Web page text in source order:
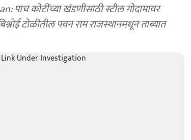
कोटींच्या खंडणीसाठी स्टील गोदामावर
टोळीतील पवन राम राजस्थानमधून ताब्यात